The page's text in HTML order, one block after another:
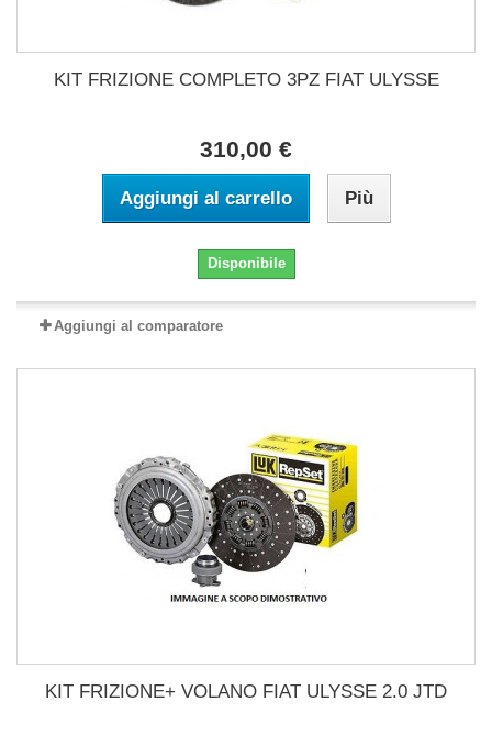
KIT FRIZIONE COMPLETO 3PZ FIAT ULYSSE
310,00 €
Aggiungi al carrello Più
Disponibile
Aggiungi al comparatore
KIT FRIZIONE+ VOLANO FIAT ULYSSE 2.0 JTD